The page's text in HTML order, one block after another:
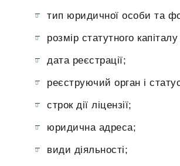
тип юридичної особи та
розмір статутного
дата реєстрації;
реєструючий орган і
строк дії ліцензії;
юридична адреса;
види діяльності;